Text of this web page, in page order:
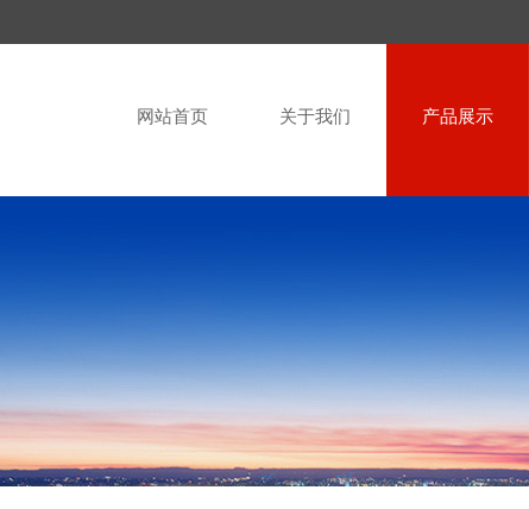
网站首页 关于我们 产品展示